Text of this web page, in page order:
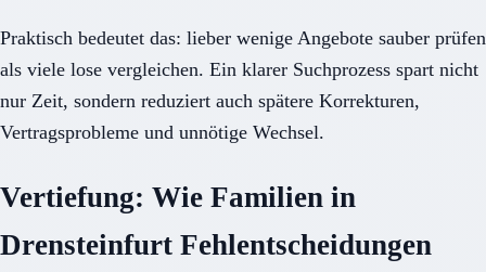
Praktisch bedeutet das: lieber wenige Angebote sauber prüfen
als viele lose vergleichen. Ein klarer Suchprozess spart nicht
nur Zeit, sondern reduziert auch spätere Korrekturen,
Vertragsprobleme und unnötige Wechsel.
Vertiefung: Wie Familien in
Drensteinfurt Fehlentscheidungen